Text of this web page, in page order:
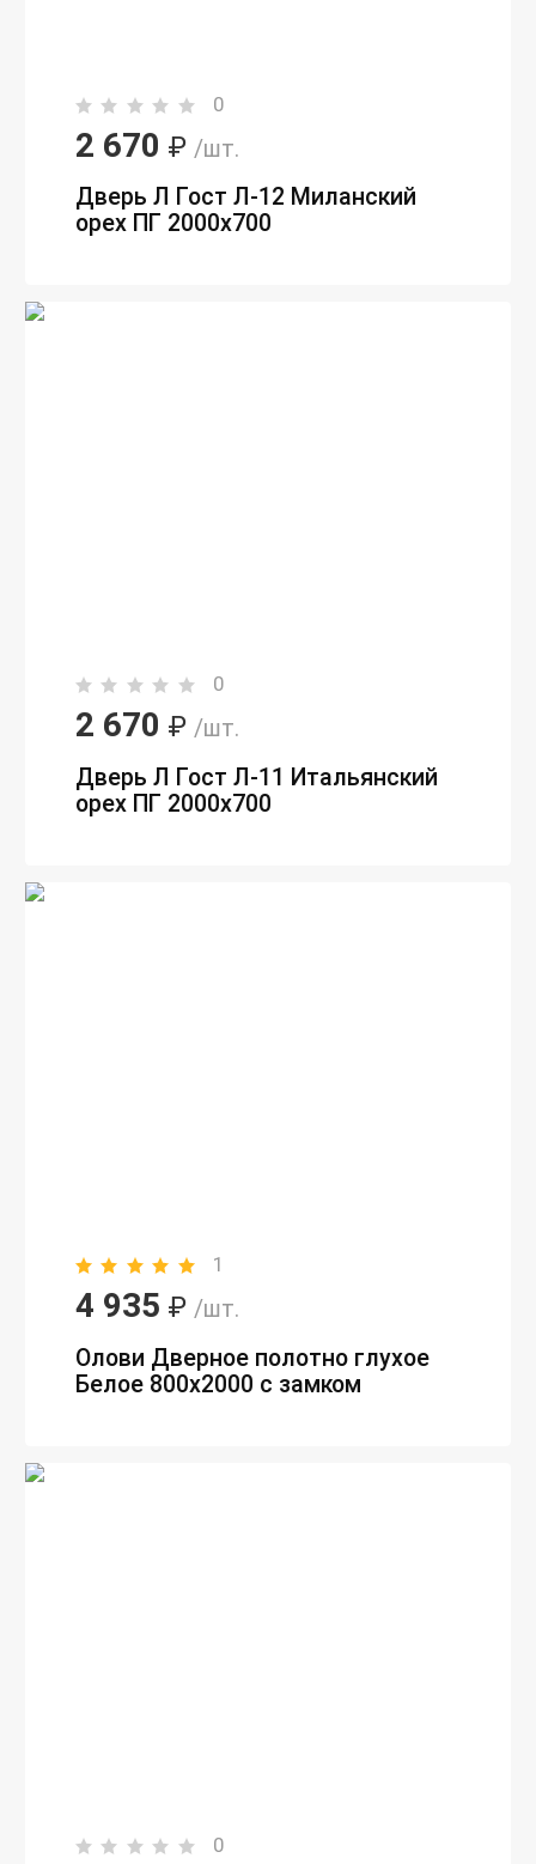
0
2 670 ₽ /шт.
Дверь Л Гост Л-12 Миланский
орех ПГ 2000х700
0
2 670 ₽ /шт.
Дверь Л Гост Л-11 Итальянский
орех ПГ 2000х700
1
4 935 ₽ /шт.
Олови Дверное полотно глухое
Белое 800х2000 с замком
0